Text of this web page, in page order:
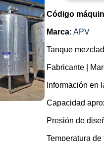
Código
Marca: APV
Tanque
Fabricante |
Información en
Capacidad
Presión de
Temperatura de